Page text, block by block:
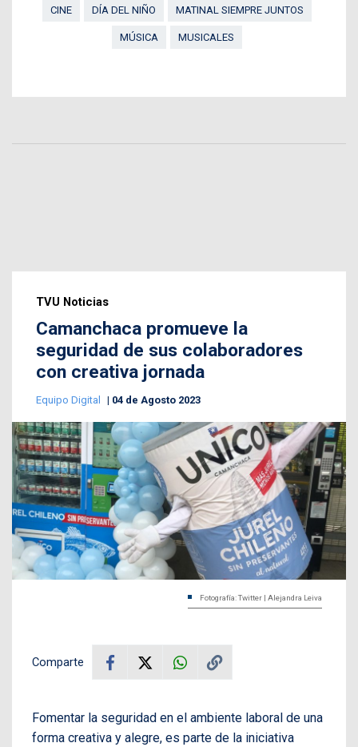
CINE DÍA DEL NIÑO MATINAL SIEMPRE JUNTOS
MÚSICA MUSICALES
TVU Noticias
Camanchaca promueve la
seguridad de sus colaboradores
con creativa jornada
Equipo Digital 04 de Agosto 2023
Fotografía: Twitter | Alejandra Leiva
Comparte
Fomentar la seguridad en el ambiente laboral de una
forma creativa y alegre, es parte de la iniciativa